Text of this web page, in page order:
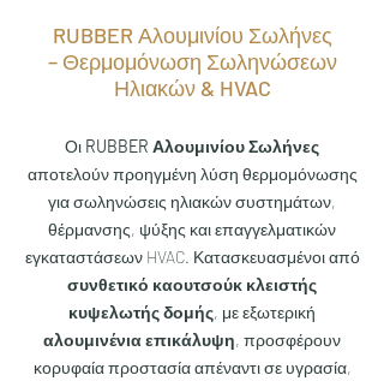
RUBBER Αλουμινίου Σωλήνες
– Θερμομόνωση Σωληνώσεων
Ηλιακών & HVAC
Οι RUBBER Αλουμινίου Σωλήνες
αποτελούν προηγμένη λύση θερμομόνωσης
για σωληνώσεις ηλιακών συστημάτων,
θέρμανσης, ψύξης και επαγγελματικών
εγκαταστάσεων HVAC. Κατασκευασμένοι από
συνθετικό καουτσούκ κλειστής
κυψελωτής δομής, με εξωτερική
αλουμινένια επικάλυψη, προσφέρουν
κορυφαία προστασία απέναντι σε υγρασία,